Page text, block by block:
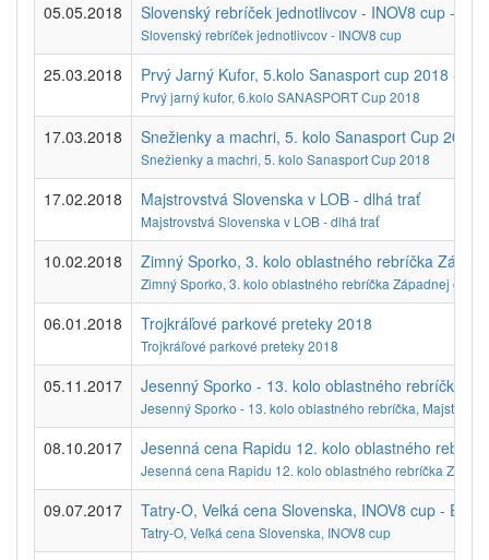
05.05.2018 Slovenský rebríček jednotlivcov - INOV8 cup - E2
Slovenský rebríček jednotlivcov - INOV8 cup
25.03.2018 Prvý Jarný Kufor, 5.kolo Sanasport cup 2018 - E1
Prvý jarný kufor, 6.kolo SANASPORT Cup 2018
17.03.2018 Snežienky a machri, 5. kolo Sanasport Cup 2018
Snežienky a machri, 5. kolo Sanasport Cup 2018
17.02.2018 Majstrovstvá Slovenska v LOB - dlhá trať
Majstrovstvá Slovenska v LOB - dlhá trať
10.02.2018 Zimný Sporko, 3. kolo oblastného rebríčka
Zimný Sporko, 3. kolo oblastného rebríčka Západnej
06.01.2018 Trojkráľové parkové preteky 2018
Trojkráľové parkové preteky 2018
05.11.2017 Jesenný Sporko - 13. kolo oblastného rebríčka,
Jesenný Sporko - 13. kolo oblastného rebríčka,
08.10.2017 Jesenná cena Rapidu 12. kolo oblastného
Jesenná cena Rapidu 12. kolo oblastného rebríčka
09.07.2017 Tatry-O, Veľká cena Slovenska, INOV8 cup - E4
Tatry-O, Veľká cena Slovenska, INOV8 cup